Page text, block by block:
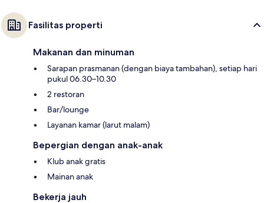
Fasilitas properti
Makanan dan minuman
Sarapan prasmanan (dengan biaya tambahan), setiap hari
pukul 06.30–10.30
2 restoran
Bar/lounge
Layanan kamar (larut malam)
Bepergian dengan anak-anak
Klub anak gratis
Mainan anak
Bekerja jauh